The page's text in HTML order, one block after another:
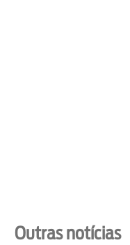
Outras notícias